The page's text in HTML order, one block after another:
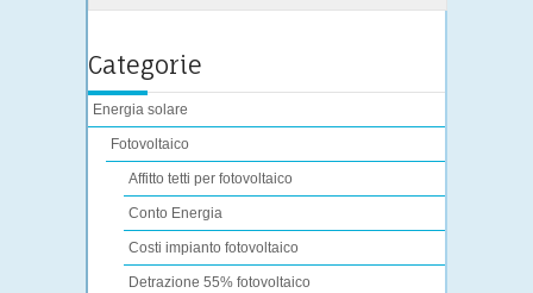
Categorie
Energia solare
Fotovoltaico
Affitto tetti per fotovoltaico
Conto Energia
Costi impianto fotovoltaico
Detrazione 55% fotovoltaico